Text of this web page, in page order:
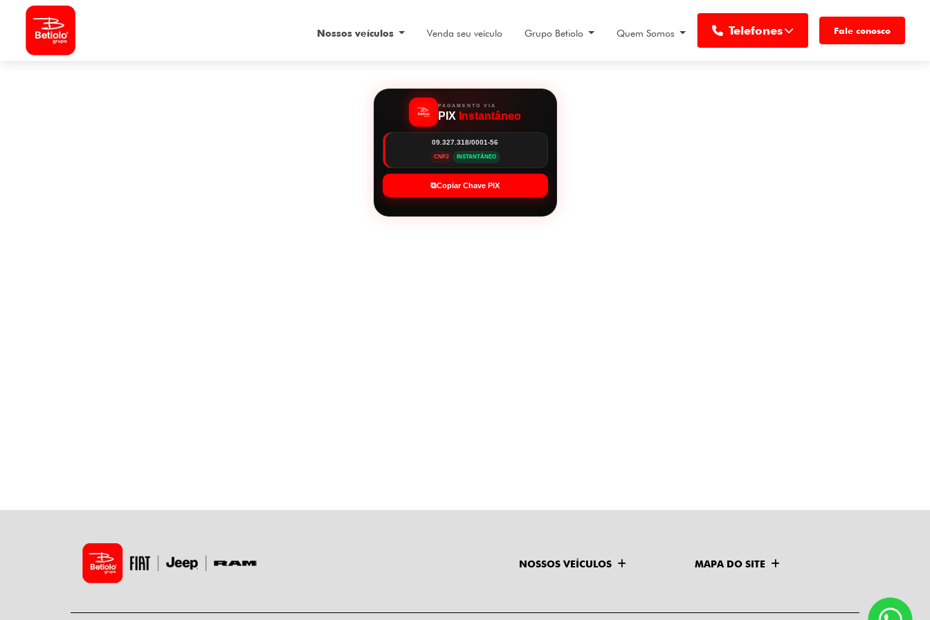
Nossos veículos Venda seu veículo Grupo Betiolo Quem Somos Fale conosco
Telefones
PAGAMENTO VIA
PIX Instantâneo
09.327.318/0001-56
CNPJ INSTANTÂNEO
⧉Copiar Chave PIX
NOSSOS VEÍCULOS MAPA DO SITE